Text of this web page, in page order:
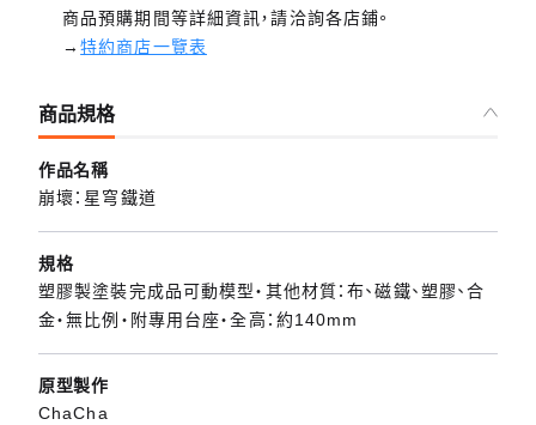
商品預購期間等詳細資訊，請洽詢各店鋪。
→特約商店一覽表
商品規格
作品名稱
崩壞：星穹鐵道
規格
塑膠製塗裝完成品可動模型・其他材質：布、磁鐵、塑膠、合
金・無比例・附專用台座・全高：約140mm
原型製作
ChaCha